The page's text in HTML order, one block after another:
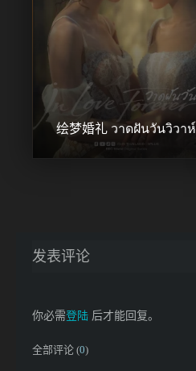
绘梦婚礼 วาดฝันวันวิวาห์
发表评论
你必需登陆 后才能回复。
全部评论 (0)